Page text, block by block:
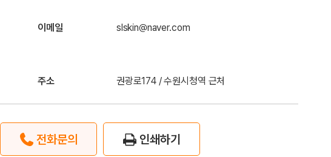
이메일 slskin@naver.com
주소 권광로174 / 수원시청역 근처
전화문의 인쇄하기